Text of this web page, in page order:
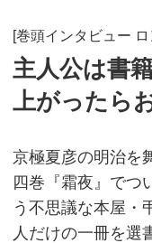
[巻頭インタビュー ロ
主人公は書
上がったら
京極夏彦の明治を
四巻『霜夜』でつ
う不思議な本屋・
人だけの一冊を選